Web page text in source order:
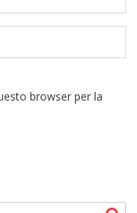
browser per la